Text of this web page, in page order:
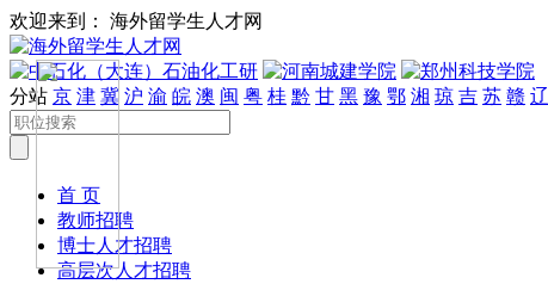
欢迎来到： 海外留学生人才网
分站 京 津 冀 沪 渝 皖 澳 闽 粤 桂 黔 甘 黑 豫 鄂 湘 琼 吉 苏 赣 辽
首 页
教师招聘
博士人才招聘
高层次人才招聘